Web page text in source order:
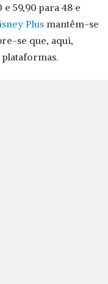
e 59,90 para 48 e
Plus mantêm-se
se que, aqui,